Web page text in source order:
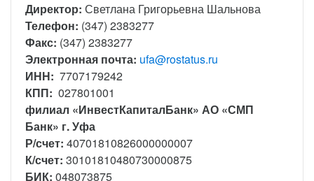
Директор: Светлана Григорьевна Шальнова
Телефон: (347) 2383277
Факс: (347) 2383277
Электронная почта: ufa@rostatus.ru
ИНН: 7707179242
КПП: 027801001
филиал «ИнвестКапиталБанк» АО «СМП
Банк» г. Уфа
Р/счет: 40701810826000000007
К/счет: 30101810480730000875
БИК: 048073875